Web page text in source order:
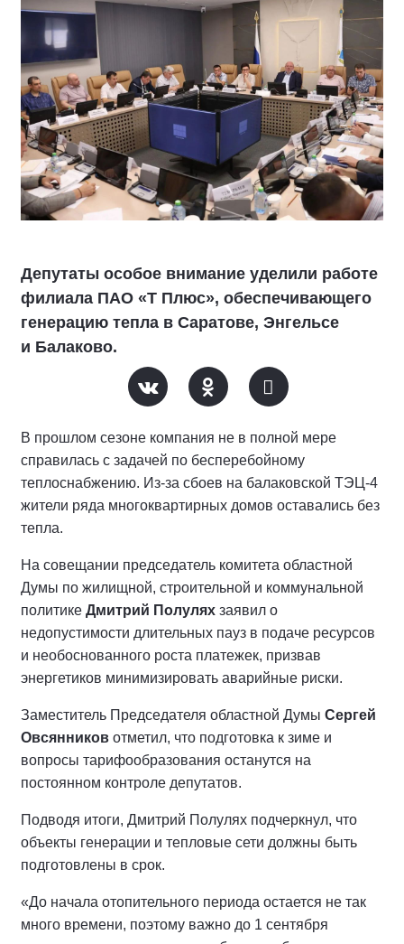
Депутаты особое внимание уделили работе
филиала ПАО «Т Плюс», обеспечивающего
генерацию тепла в Саратове, Энгельсе
и Балаково.
В прошлом сезоне компания не в полной мере
справилась с задачей по бесперебойному
теплоснабжению. Из-за сбоев на балаковской ТЭЦ-4
жители ряда многоквартирных домов оставались без
тепла.
На совещании председатель комитета областной
Думы по жилищной, строительной и коммунальной
политике Дмитрий Полулях заявил о
недопустимости длительных пауз в подаче ресурсов
и необоснованного роста платежек, призвав
энергетиков минимизировать аварийные риски.
Заместитель Председателя областной Думы Сергей
Овсянников отметил, что подготовка к зиме и
вопросы тарифообразования останутся на
постоянном контроле депутатов.
Подводя итоги, Дмитрий Полулях подчеркнул, что
объекты генерации и тепловые сети должны быть
подготовлены в срок.
«До начала отопительного периода остается не так
много времени, поэтому важно до 1 сентября